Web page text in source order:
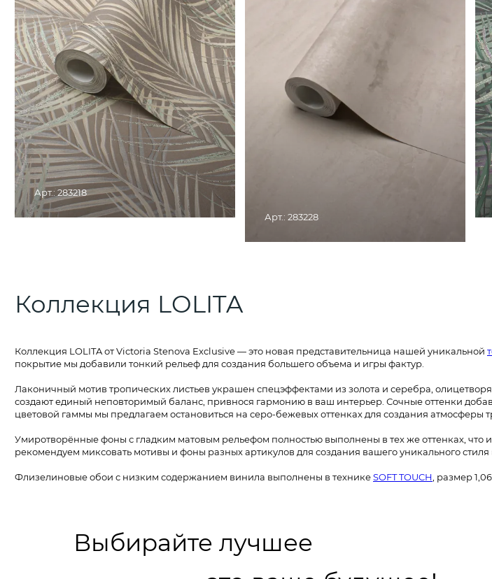
Арт.: 283218
Арт.: 283228
Коллекция LOLITA
Коллекция LOLITA от Victoria Stenova Exclusive — это новая представительница нашей уникальной
покрытие мы добавили тонкий рельеф для создания большего объема и игры фактур.
Лаконичный мотив тропических листьев украшен спецэффектами из золота и серебра,
создают единый неповторимый баланс, привнося гармонию в ваш интерьер. Сочные оттенки
цветовой гаммы мы предлагаем остановиться на серо-бежевых оттенках для создания атмосферы
Умиротворённые фоны с гладким матовым рельефом полностью выполнены в тех же оттенках,
рекомендуем миксовать мотивы и фоны разных артикулов для создания вашего уникального стиля
Флизелиновые обои с низким содержанием винила выполнены в технике SOFT TOUCH , размер
Выбирайте лучшее